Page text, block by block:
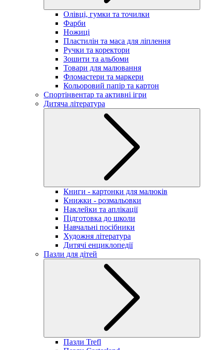
Олівці, гумки та точилки
Фарби
Ножиці
Пластилін та маса для ліплення
Ручки та коректори
Зошити та альбоми
Товари для малювання
Фломастери та маркери
Кольоровий папір та картон
Спортінвентар та активні ігри
Дитяча література
Книги - картонки для малюків
Книжки - розмальовки
Наклейки та аплікації
Підготовка до школи
Навчальні посібники
Художня література
Дитячі енциклопедії
Пазли для дітей
Пазли Trefl